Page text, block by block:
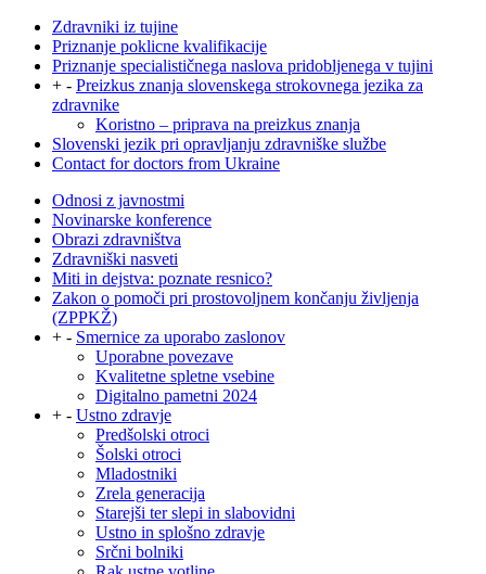
Zdravniki iz tujine
Priznanje poklicne kvalifikacije
Priznanje specialističnega naslova pridobljenega v tujini
+ - Preizkus znanja slovenskega strokovnega jezika za
zdravnike
Koristno – priprava na preizkus znanja
Slovenski jezik pri opravljanju zdravniške službe
Contact for doctors from Ukraine
Odnosi z javnostmi
Novinarske konference
Obrazi zdravništva
Zdravniški nasveti
Miti in dejstva: poznate resnico?
Zakon o pomoči pri prostovoljnem končanju življenja
(ZPPKŽ)
+ - Smernice za uporabo zaslonov
Uporabne povezave
Kvalitetne spletne vsebine
Digitalno pametni 2024
+ - Ustno zdravje
Predšolski otroci
Šolski otroci
Mladostniki
Zrela generacija
Starejši ter slepi in slabovidni
Ustno in splošno zdravje
Srčni bolniki